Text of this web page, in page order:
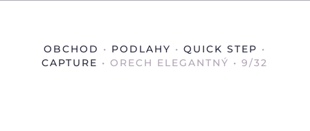
OBCHOD • PODLAHY •QUICK STEP •
CAPTURE • ORECH ELEGANTNÝ • 9/32